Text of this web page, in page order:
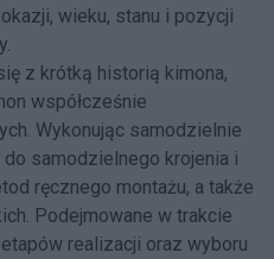
wieku, stanu i pozycji
z krótką historią kimona,
współcześnie
Wykonując samodzielnie
samodzielnego krojenia i
ręcznego montażu, a także
Podejmowane w trakcie
realizacji oraz wyboru